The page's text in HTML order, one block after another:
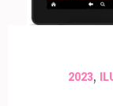
2023,